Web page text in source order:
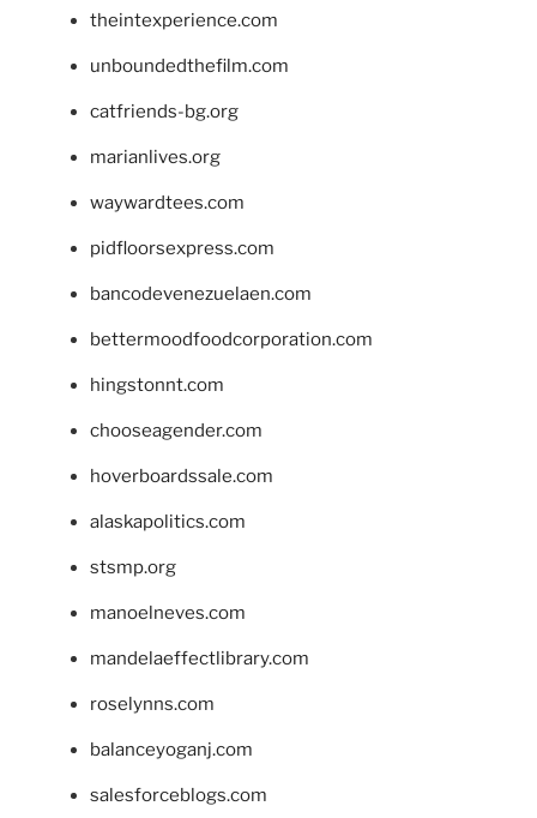
theintexperience.com
unboundedthefilm.com
catfriends-bg.org
marianlives.org
waywardtees.com
pidfloorsexpress.com
bancodevenezuelaen.com
bettermoodfoodcorporation.com
hingstonnt.com
chooseagender.com
hoverboardssale.com
alaskapolitics.com
stsmp.org
manoelneves.com
mandelaeffectlibrary.com
roselynns.com
balanceyoganj.com
salesforceblogs.com